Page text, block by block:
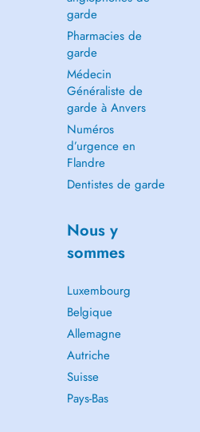
garde
Pharmacies de
garde
Médecin
Généraliste de
garde à Anvers
Numéros
d’urgence en
Flandre
Dentistes de garde
Nous y
sommes
Luxembourg
Belgique
Allemagne
Autriche
Suisse
Pays-Bas